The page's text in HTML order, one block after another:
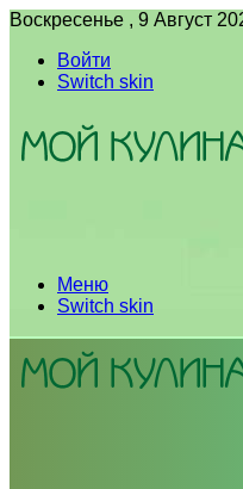
Воскресенье , 9 Август
Войти
Switch skin
Меню
Switch skin